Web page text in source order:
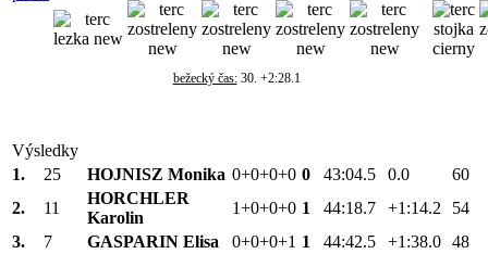
bežecký čas:30. +2:28.1
Výsledky
1.
25 HOJNISZ Monika 0+0+0+0 0 43:04.5 0.0
60
2.
11
HORCHLER
Karolin
1+0+0+0 1 44:18.7 +1:14.2
54
3.
7 GASPARIN Elisa 0+0+0+1 1 44:42.5 +1:38.0 48